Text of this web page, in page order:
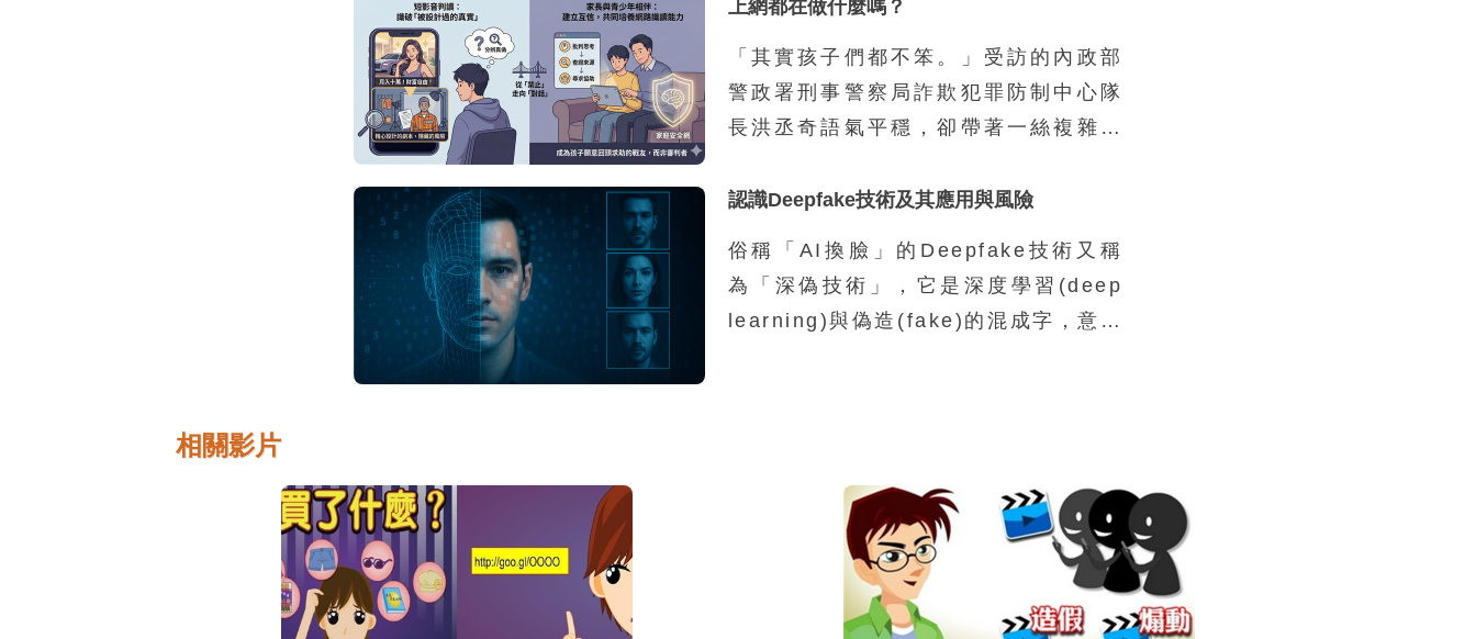
上網都在做什麼嗎？
「其實孩子們都不笨。」受訪的內政部
警政署刑事警察局詐欺犯罪防制中心隊
長洪丞奇語氣平穩，卻帶著一絲複雜的
車手的孩子，都是家裡有狀況、缺乏資
因為家庭功能不彰而涉案的孩子，不到
兩成，其餘八成都是再普通不過的家
庭，家裡沒有特別辛苦，也不是因為缺
認識Deepfake技術及其應用與風險
俗稱「AI換臉」的Deepfake技術又稱
為「深偽技術」，它是深度學習(deep
learning)與偽造(fake)的混成字，意指
並且運作於一般的個人電腦或行動裝置
上，因此各種相關的善意或惡意的應用
方式層出不窮，迫使這個世界必須嚴肅
看待Deepfake技術帶來的巨大衝擊。
相關影片